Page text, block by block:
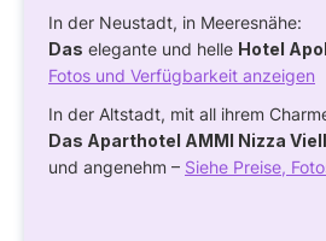
In der Neustadt, in Meeresnähe:
Das elegante und helle Hotel
Fotos und Verfügbarkeit anzeigen
In der Altstadt, mit all ihrem
Das Aparthotel AMMI Nizza
und angenehm – Siehe Preise,